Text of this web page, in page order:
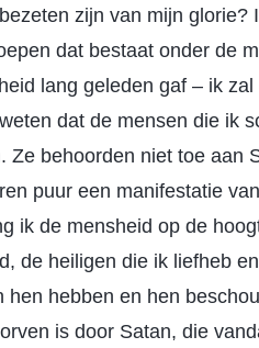
zijn van mijn glorie?
dat bestaat onder de
lang geleden gaf – ik zal
dat de mensen die ik
behoorden niet toe aan
puur een manifestatie
ik de mensheid op de
de heiligen die ik liefheb
hebben en hen
is door Satan, die